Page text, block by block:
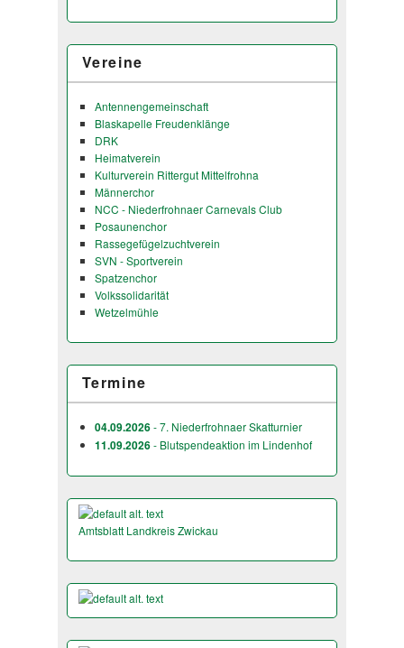
Vereine
Antennengemeinschaft
Blaskapelle Freudenklänge
DRK
Heimatverein
Kulturverein Rittergut Mittelfrohna
Männerchor
NCC - Niederfrohnaer Carnevals Club
Posaunenchor
Rassegefügelzuchtverein
SVN - Sportverein
Spatzenchor
Volkssolidarität
Wetzelmühle
Termine
04.09.2026- 7. Niederfrohnaer Skatturnier
11.09.2026- Blutspendeaktion im Lindenhof
Amtsblatt Landkreis Zwickau